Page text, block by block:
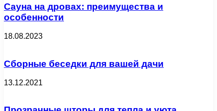
Сауна на дровах: преимущества и
особенности
18.08.2023
Сборные беседки для вашей дачи
13.12.2021